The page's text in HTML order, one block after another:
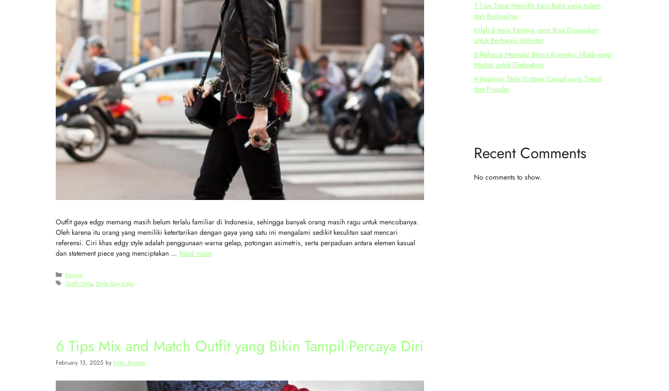
Outfit gaya edgy memang masih belum terlalu familiar di Indonesia, sehingga banyak orang masih ragu untuk mencobanya.
Oleh karena itu orang yang memiliki ketertarikan dengan gaya yang satu ini mengalami sedikit kesulitan saat mencari
referensi. Ciri khas edgy style adalah penggunaan warna gelap, potongan asimetris, serta perpaduan antara elemen kasual
dan statement piece yang menciptakan … Read more
Review
Outfit Style,Style Gay Edgy
6 Tips Mix and Match Outfit yang Bikin Tampil Percaya Diri
February 13, 2025 by Intan Amreta
7 Tips Tepat Memilih Kain Batik yang Adem
dan Berkualitas
Inilah 6 Jenis Kemeja yang Bisa Digunakan
untuk Berbagai Aktivitas
8 Rahasia Memulai Bisnis Konveksi Jilbab yang
Mudah untuk Dieksekusi
4 Inspirasi Style Vintage Casual yang Trendi
dan Populer
Recent Comments
No comments to show.